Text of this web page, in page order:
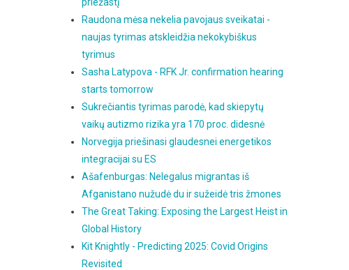
Raudona mėsa nekelia pavojaus sveikatai -
naujas tyrimas atskleidžia nekokybiškus
tyrimus
Sasha Latypova - RFK Jr. confirmation hearing
starts tomorrow
Sukrečiantis tyrimas parodė, kad skiepytų
vaikų autizmo rizika yra 170 proc. didesnė
Norvegija priešinasi glaudesnei energetikos
integracijai su ES
Ašafenburgas: Nelegalus migrantas iš
Afganistano nužudė du ir sužeidė tris žmones
The Great Taking: Exposing the Largest Heist in
Global History
Kit Knightly - Predicting 2025: Covid Origins
Revisited